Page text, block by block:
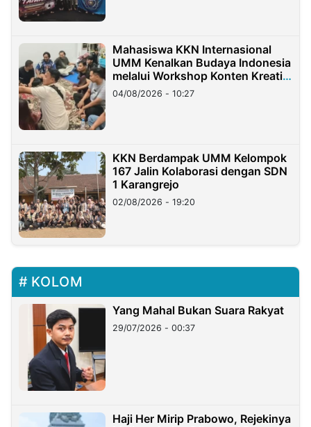
Mahasiswa KKN Internasional
UMM Kenalkan Budaya Indonesia
melalui Workshop Konten Kreatif
di Taiwan
04/08/2026 - 10:27
KKN Berdampak UMM Kelompok
167 Jalin Kolaborasi dengan SDN
1 Karangrejo
02/08/2026 - 19:20
KOLOM
Yang Mahal Bukan Suara Rakyat
29/07/2026 - 00:37
Haji Her Mirip Prabowo, Rejekinya